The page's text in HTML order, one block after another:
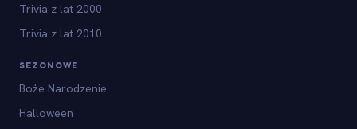
Trivia z lat 2000
Trivia z lat 2010
SEZONOWE
Boże Narodzenie
Halloween